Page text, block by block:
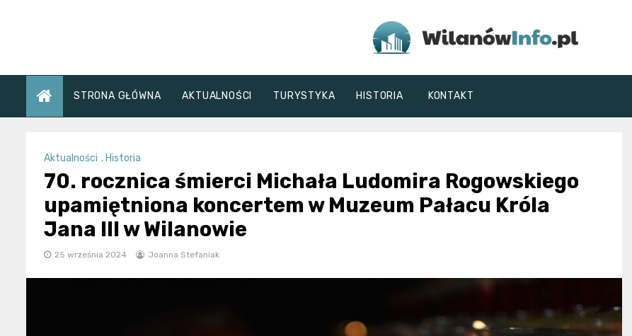
WilanówInfo.pl
STRONA GŁÓWNA AKTUALNOŚCI TURYSTYKA HISTORIA KONTAKT
Aktualności , Historia
70. rocznica śmierci Michała Ludomira Rogowskiego
upamiętniona koncertem w Muzeum Pałacu Króla
Jana III w Wilanowie
25 września 2024 Joanna Stefaniak